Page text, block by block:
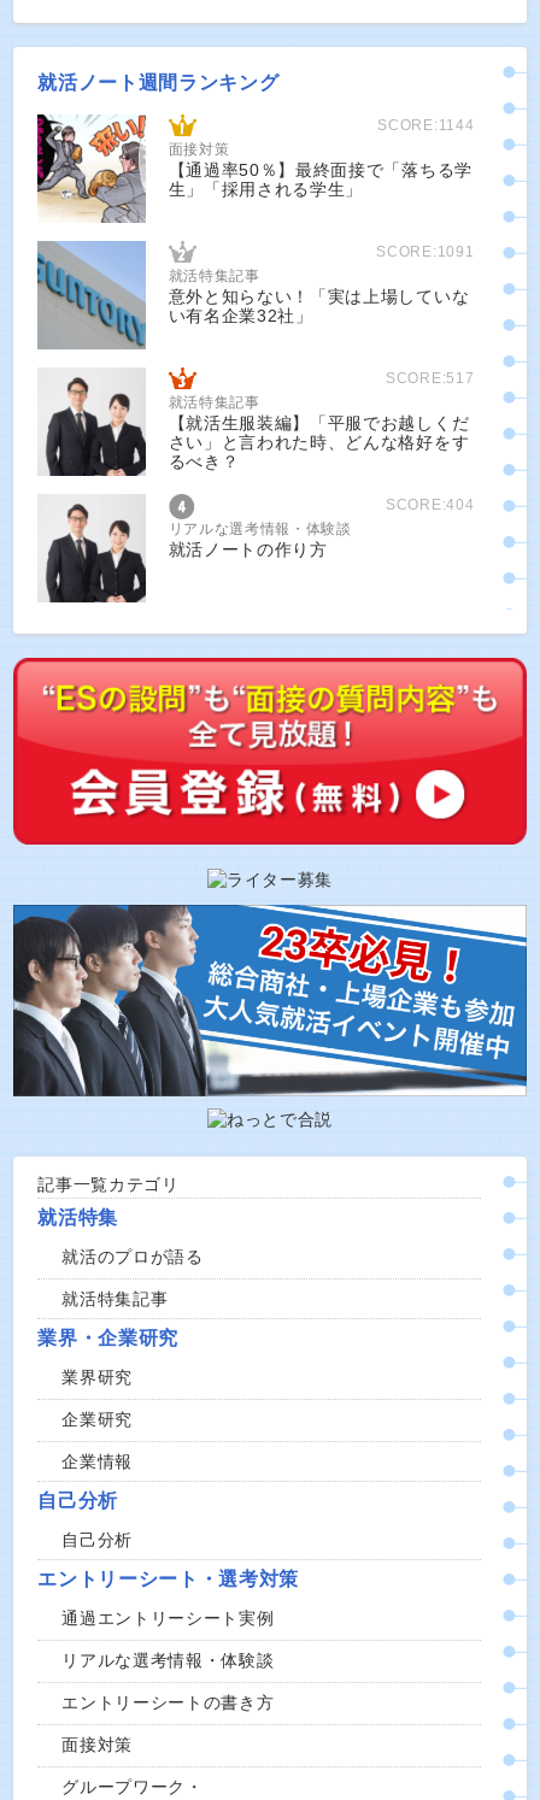
就活ノート週間ランキング
SCORE:1144
面接対策
【通過率50％】最終面接で「落ちる学
生」「採用される学生」
SCORE:1091
就活特集記事
意外と知らない！「実は上場していな
い有名企業32社」
SCORE:517
就活特集記事
【就活生服装編】「平服でお越しくだ
さい」と言われた時、どんな格好をす
るべき？
SCORE:404
リアルな選考情報・体験談
就活ノートの作り方
記事一覧カテゴリ
就活特集
就活のプロが語る
就活特集記事
業界・企業研究
業界研究
企業研究
企業情報
自己分析
自己分析
エントリーシート・選考対策
通過エントリーシート実例
リアルな選考情報・体験談
エントリーシートの書き方
面接対策
グループワーク・